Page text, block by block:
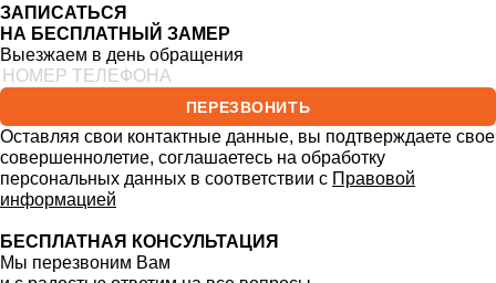
ЗАПИСАТЬСЯ
НА БЕСПЛАТНЫЙ ЗАМЕР
Выезжаем в день обращения
ПЕРЕЗВОНИТЬ
Оставляя свои контактные данные, вы подтверждаете свое
совершеннолетие, соглашаетесь на обработку
персональных данных в соответствии с Правовой
информацией
БЕСПЛАТНАЯ КОНСУЛЬТАЦИЯ
Мы перезвоним Вам